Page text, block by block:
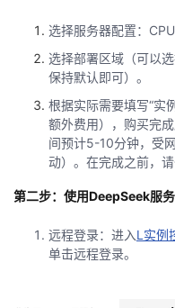
子
直
播
的
活
我
的
注
我
开
的
Programs
我
的
选择服务器配置： CPU
选择部署区域（可以
保持默认即可）。
根据实际需要填写“实
额外费用），购买完
间预计5-10分钟，受
动）。在完成之前，
第二步：使用DeepSeek服务
远程登录：进入L 实例
单击远程登录。